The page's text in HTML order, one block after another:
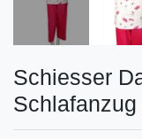
Schiesser